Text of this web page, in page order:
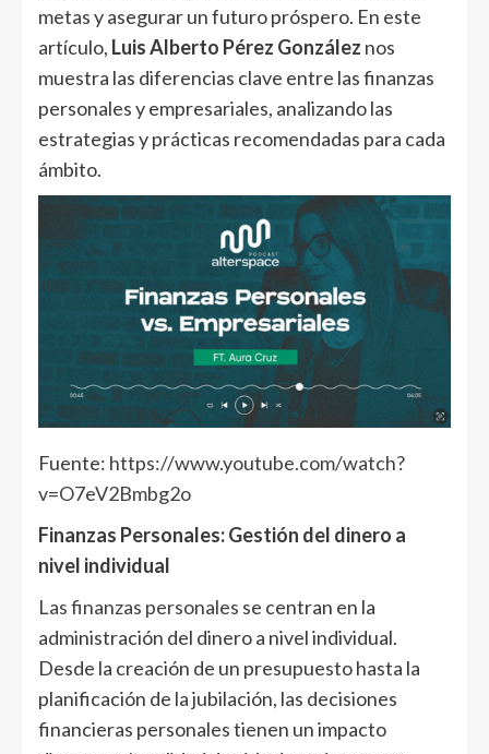
metas y asegurar un futuro próspero. En este
artículo, Luis Alberto Pérez González nos
muestra las diferencias clave entre las finanzas
personales y empresariales, analizando las
estrategias y prácticas recomendadas para cada
ámbito.
Fuente: https://www.youtube.com/watch?
v=O7eV2Bmbg2o
Finanzas Personales: Gestión del dinero a
nivel individual
Las finanzas personales se centran en la
administración del dinero a nivel individual.
Desde la creación de un presupuesto hasta la
planificación de la jubilación, las decisiones
financieras personales tienen un impacto